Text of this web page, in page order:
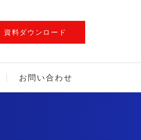
資料ダウンロード
お問い合わせ